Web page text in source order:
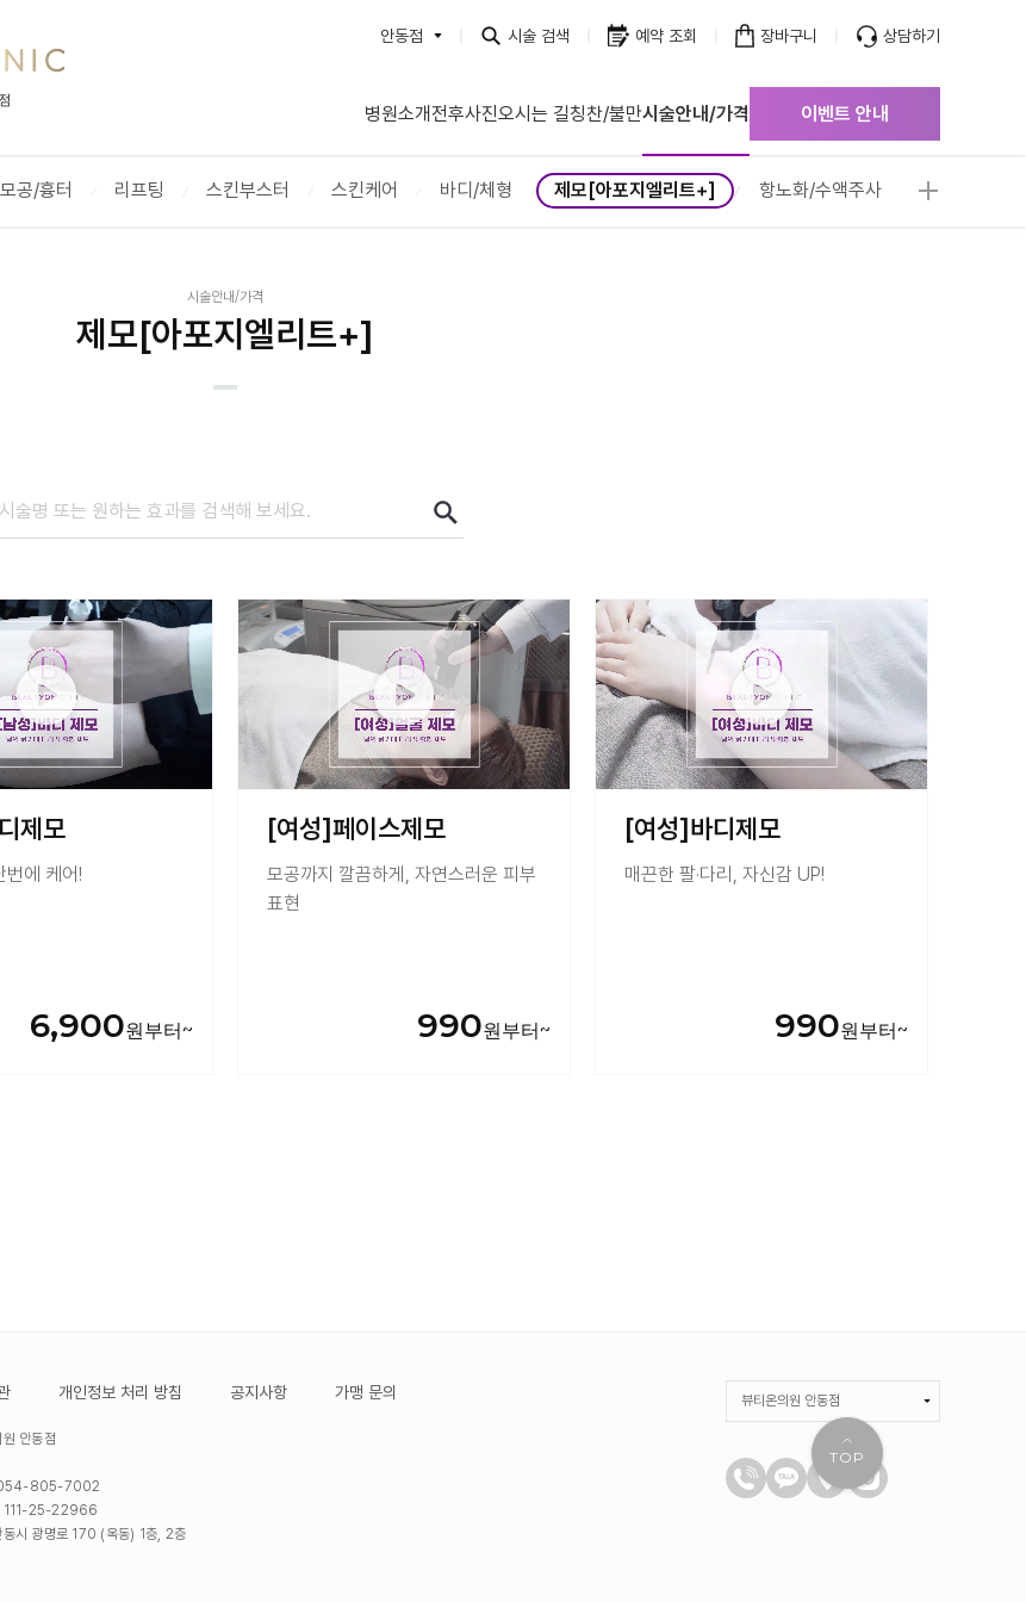
안동점
수원망포점
평택고덕점
안산중앙점
안성점
충북혁신도시점
정관점
화성향남점
동작점
충주점
부천소사점
도쿄긴자점 (개원확정)
시흥은계점 (개원 확정)
이천점 (개원 확정)
나주혁신도시점 (개원 확정)
시술 검색 예약 조회 장바구니 상담하기
병원소개전후사진오시는 길칭찬/불만시술안내/가격 이벤트 안내
TOP
모공/흉터 리프팅 스킨부스터 스킨케어 바디/체형 제모[아포지엘리트+] 항노화/수액주사
시술안내/가격
제모[아포지엘리트+]
제모
번에 케어!
6,900
[여성]페이스제모
모공까지 깔끔하게, 자연스러운 피부
표현
990
[여성]바디제모
매끈한 팔·다리, 자신감 UP!
990
개인정보 처리 방침 공지사항 가맹 문의
안동점
054-805-7002
: 111-25-22966
동시 광명로 170 (옥동) 1층, 2층
뷰티온의원 안동점
BEAUTYON :: 뷰티온의원
뷰티온의원 강서점